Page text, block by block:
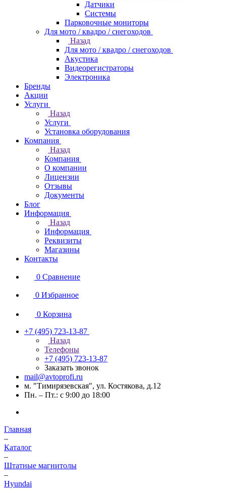
Датчики
Системы
Парковочные мониторы
Для мото / квадро / снегоходов
Назад
Для мото / квадро / снегоходов
Акустика
Видеорегистраторы
Электроника
Бренды
Акции
Услуги
Назад
Услуги
Установка оборудования
Компания
Назад
Компания
О компании
Лицензии
Отзывы
Документы
Блог
Информация
Назад
Информация
Реквизиты
Магазины
Контакты
0 Сравнение
0 Избранное
0 Корзина
+7 (495) 723-13-87
Назад
Телефоны
+7 (495) 723-13-87
Заказать звонок
mail@avtoprofi.ru
м. "Тимирязевская", ул. Костякова, д.12
Пн. – Пт.: с 9:00 до 18:00
Главная
–
Каталог
–
Штатные магнитолы
–
Hyundai